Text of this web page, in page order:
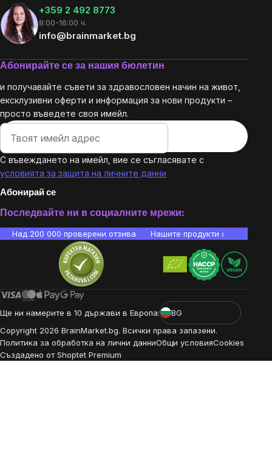
+359 2 492 8773
8:00-16:00 ч.
info@brainmarket.bg
Абонирайте се за нашия бюлетин
и получавайте съвети за здравословен начин на живот,
ексклузивни оферти и информация за нови продукти –
просто въведете своя имейл.
С въвеждането на имейл, вие се съгласявате с
условията за защита на личните данни
Абонирай се
Последвайте ни в социалните мрежи:
Над 200 000 проверени отзива Нашите продукти са
Ще ни намерите в 10 държави в Европа:
BG
Copyright 2026 BrainMarket.bg. Всички права запазени.
Политика за обработка на лични данниОбщи условияCookies
Създадено от Shoptet Premium